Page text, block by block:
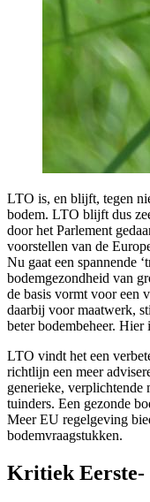
LTO is, en blijft, tegen
bodem. LTO blijft dus
door het Parlement
voorstellen van de
Nu gaat een spannende
bodemgezondheid van
de basis vormt voor een
daarbij voor maatwerk,
beter bodembeheer.
LTO vindt het een
richtlijn een meer
generieke, verplichtende
tuinders. Een gezonde
Meer EU regelgeving
bodemvraagstukken.
Kritiek Eerste-